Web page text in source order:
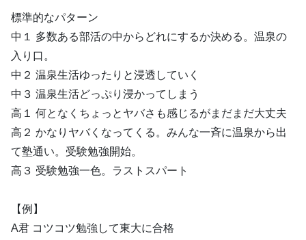
標準的なパターン
中１ 多数ある部活の中からどれにするか決める。温泉の
入り口。
中２ 温泉生活ゆったりと浸透していく
中３ 温泉生活どっぷり浸かってしまう
高１ 何となくちょっとヤバさも感じるがまだまだ大丈夫
高２ かなりヤバくなってくる。みんな一斉に温泉から出
て塾通い。受験勉強開始。
高３ 受験勉強一色。ラストスパート
【例】
A君 コツコツ勉強して東大に合格